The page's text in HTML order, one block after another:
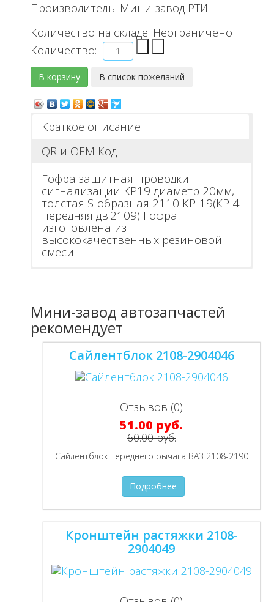
Производитель: Мини-завод РТИ
Количество на складе: Неограничено
Количество:
Краткое описание
QR и ОЕМ Код
Гофра защитная проводки
сигнализации КР19 диаметр 20мм,
толстая S-образная 2110 КР-19(КР-4
передняя дв.2109) Гофра
изготовлена из
высококачественных резиновой
смеси.
Мини-завод автозапчастей
рекомендует
Сайлентблок 2108-2904046
Отзывов (0)
51.00 руб.
60.00 руб.
Сайлентблок переднего рычага ВАЗ 2108-2190
Подробнее
Кронштейн растяжки 2108-
2904049